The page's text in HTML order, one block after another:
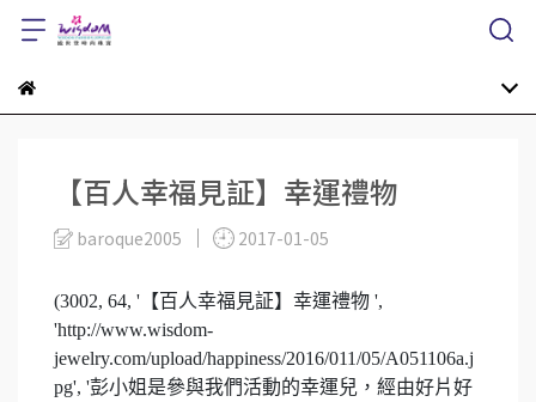
【百人幸福見証】幸運禮物
baroque2005 2017-01-05
(3002, 64, '【百人幸福見証】幸運禮物 ',
'http://www.wisdom-
jewelry.com/upload/happiness/2016/011/05/A051106a.j
pg', '彭小姐是參與我們活動的幸運兒，經由好片好